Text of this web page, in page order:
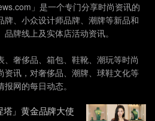
」是一个专门分享时尚资讯的
牌、小众设计师品牌、潮牌等新品和
牌线上及实体店活动资讯。
奢侈品、箱包、鞋靴、潮玩等时尚
资讯，对奢侈品、潮牌、球鞋文化等
网的每日动态。
」黄金品牌大使